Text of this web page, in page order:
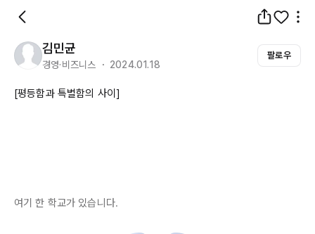
김민균
경영·비즈니스 ・ 2024.01.18
팔로우
[평등함과 특별함의 사이]
여기 한 학교가 있습니다.